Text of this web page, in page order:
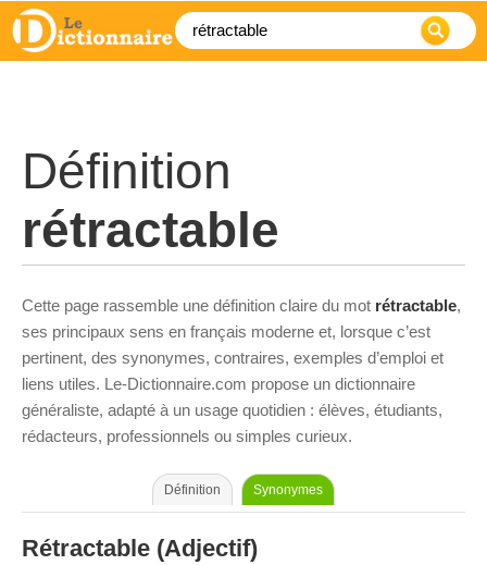
Définition
rétractable
Cette page rassemble une définition claire du mot rétractable,
ses principaux sens en français moderne et, lorsque c’est
pertinent, des synonymes, contraires, exemples d’emploi et
liens utiles. Le-Dictionnaire.com propose un dictionnaire
généraliste, adapté à un usage quotidien : élèves, étudiants,
rédacteurs, professionnels ou simples curieux.
Définition Synonymes
Rétractable (Adjectif)